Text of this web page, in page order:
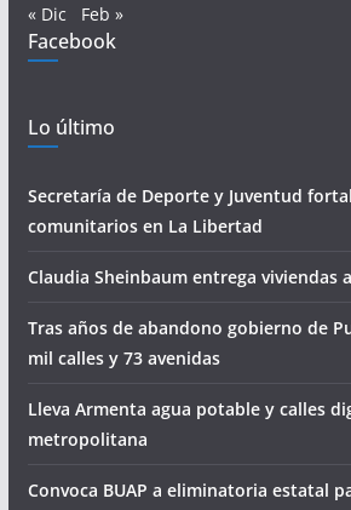
« Dic Feb »
Facebook
Lo último
Secretaría de Deporte y Juventud
comunitarios en La Libertad
Claudia Sheinbaum entrega viviendas
Tras años de abandono gobierno de
mil calles y 73 avenidas
Lleva Armenta agua potable y calles
metropolitana
Convoca BUAP a eliminatoria estatal